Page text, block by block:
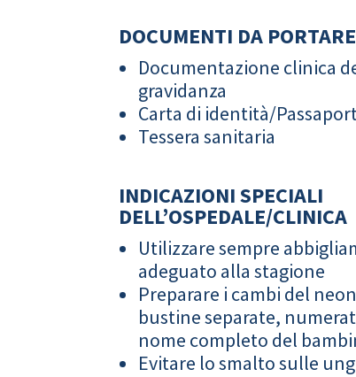
DOCUMENTI DA
Documentazione clinica
gravidanza
Carta di identità/
Tessera sanitaria
INDICAZIONI SPECIALI
DELL’OSPEDALE/CLINICA
Utilizzare sempre
adeguato alla stagione
Preparare i cambi del
bustine separate,
nome completo del
Evitare lo smalto sulle